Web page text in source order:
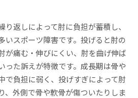
返しによって肘に負担が蓄積し、
いスポーツ障害です。投げると肘の
が痛む・伸びにくい、肘を曲げ伸ば
った訴えが特徴です。成長期は骨や
で負担に弱く、投げすぎによって肘
、外側で骨や軟骨が傷ついたりしま